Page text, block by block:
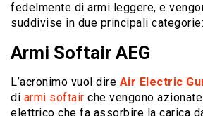
fedelmente di armi leggere, e
suddivise in due principali categorie:
Armi Softair AEG
L’acronimo vuol dire Air Electric
di armi softair che vengono
elettrico che fa assorbire la carica